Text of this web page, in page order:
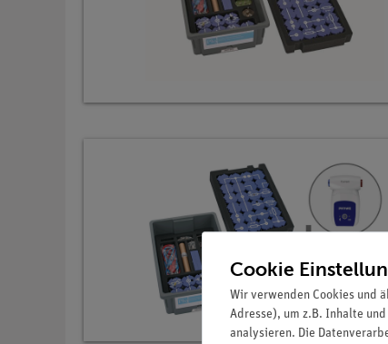
Cookie
Wir verwenden Cookies und
Adresse), um z.B. Inhalte
analysieren. Die